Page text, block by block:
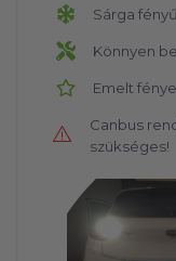
Sárga​ fényű
Könnyen
Emelt
Canbus
szükséges!